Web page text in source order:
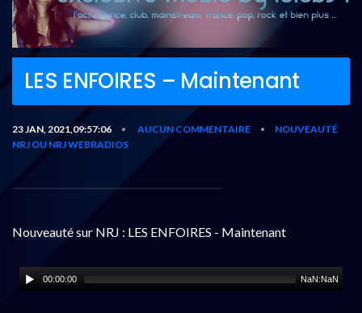
LES ENFOIRES – Maintenant
23 JAN, 2021,09:57:06 • AUCUN COMMENTAIRE •
NOUVEAUTÉ
NRJ OU NRJ WEBRADIOS
Nouveauté sur NRJ : LES ENFOIRES - Maintenant
00:00:00 NaN:NaN